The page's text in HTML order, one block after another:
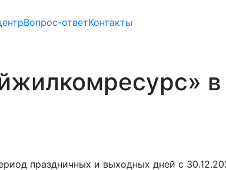
Вопрос-ответКонтакты
в
праздничных и выходных дней с